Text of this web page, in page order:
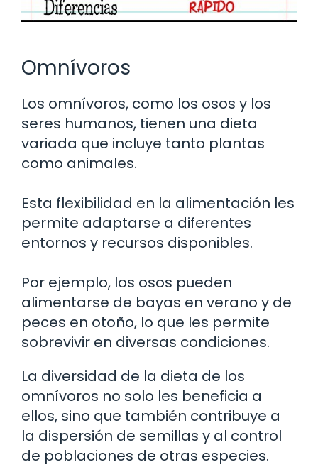
Omnívoros
Los omnívoros, como los osos y los
seres humanos, tienen una dieta
variada que incluye tanto plantas
como animales.
Esta flexibilidad en la alimentación les
permite adaptarse a diferentes
entornos y recursos disponibles.
Por ejemplo, los osos pueden
alimentarse de bayas en verano y de
peces en otoño, lo que les permite
sobrevivir en diversas condiciones.
La diversidad de la dieta de los
omnívoros no solo les beneficia a
ellos, sino que también contribuye a
la dispersión de semillas y al control
de poblaciones de otras especies.